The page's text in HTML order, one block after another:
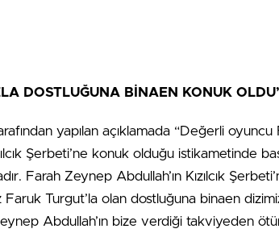
DOSTLUĞUNA BİNAEN KONUK
yapılan açıklamada “Değerli
Şerbeti’ne konuk olduğu istikametinde
Farah Zeynep Abdullah’ın Kızılcık
Turgut’la olan dostluğuna binaen
Abdullah’ın bize verdiği takviyeden